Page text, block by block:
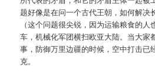
题好像是在问一个古代王朝，如何解决
（这个问题很尖锐，因为运输粮食的
车，机械化军团横扫欧亚大陆。当大家
事，防御万里边疆的时候，空中打击已
克。